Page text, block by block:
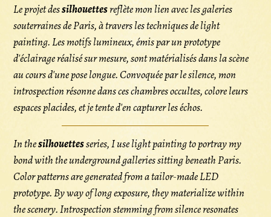
Le projet dessilhouettesreflète mon lien avec les galeries
souterraines de Paris, à travers les techniques de light
painting. Les motifs lumineux, émis par un prototype
d'éclairage réalisé sur mesure, sont matérialisés dans la scène
au cours d'une pose longue. Convoquée par le silence, mon
introspection résonne dans ces chambres occultes, colore leurs
espaces placides, et je tente d'en capturer les échos.
In thesilhouettesseries, I use light painting to portray my
bond with the underground galleries sitting beneath Paris.
Color patterns are generated from a tailor-made LED
prototype. By way of long exposure, they materialize within
the scenery. Introspection stemming from silence resonates